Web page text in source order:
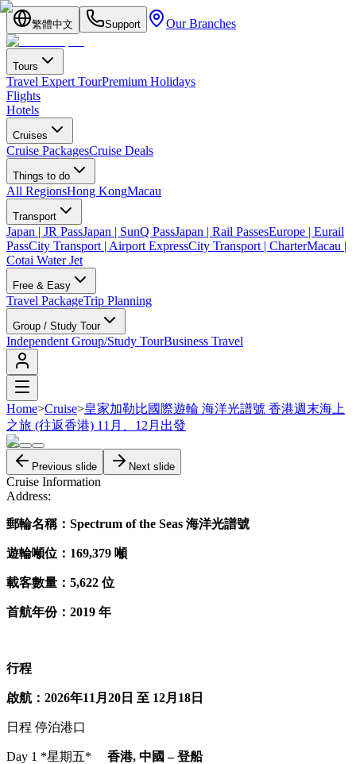
繁體中文 Support Our Branches
Tours
Travel Expert TourPremium Holidays
Flights
Hotels
Cruises
Cruise PackagesCruise Deals
Things to do
All RegionsHong KongMacau
Transport
Japan | JR PassJapan | SunQ PassJapan | Rail PassesEurope | Eurail
PassCity Transport | Airport ExpressCity Transport | CharterMacau |
Cotai Water Jet
Free & Easy
Travel PackageTrip Planning
Group / Study Tour
Independent Group/Study TourBusiness Travel
Home>Cruise>皇家加勒比國際遊輪 海洋光譜號 香港週末海上
之旅 (往返香港) 11月、12月出發
Previous slide Next slide
Cruise Information
Address:
郵輪名稱：Spectrum of the Seas 海洋光譜號
遊輪噸位：169,379 噸
載客數量：5,622 位
首航年份：2019 年
行程
啟航：2026年11月20日 至 12月18日
日程 停泊港口
Day 1 *星期五* 香港, 中國 – 登船